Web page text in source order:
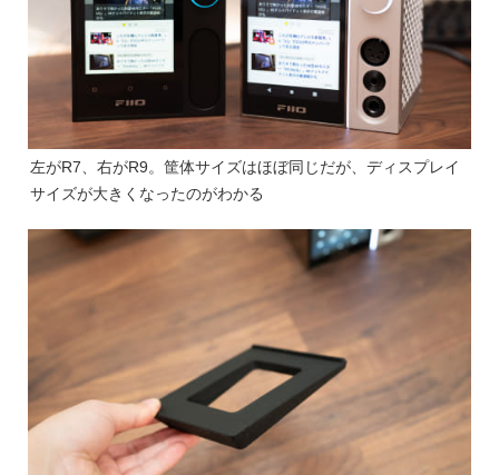
左がR7、右がR9。筐体サイズはほぼ同じだが、ディスプレイ
サイズが大きくなったのがわかる